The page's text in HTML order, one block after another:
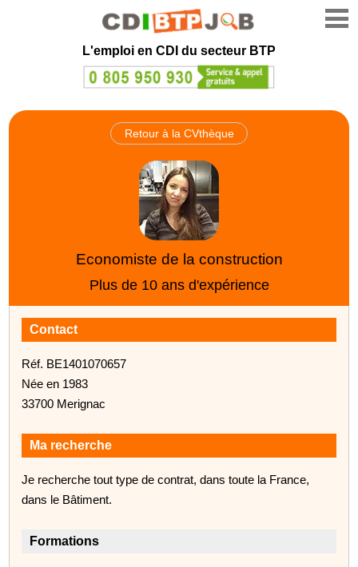
L'emploi en CDI du secteur BTP
Retour à la CVthèque
Economiste de la construction
Plus de 10 ans d'expérience
Contact
Réf. BE1401070657
Née en 1983
33700 Merignac
Ma recherche
Je recherche tout type de contrat, dans toute la France,
dans le Bâtiment.
Formations